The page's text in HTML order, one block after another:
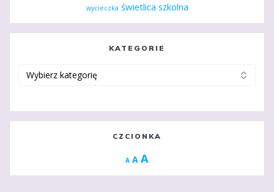
wycieczka świetlica szkolna
KATEGORIE
CZCIONKA
A Decrease
A Reset
A